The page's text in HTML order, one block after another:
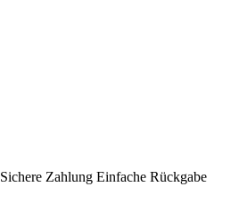
Sichere Zahlung Einfache Rückgabe